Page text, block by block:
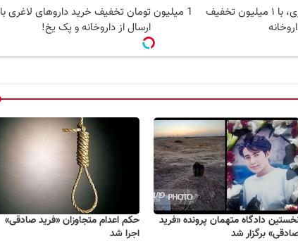
بهترین قیمت داروهای لاغری، با ۱ میلیون تخفیف
1 میلیون تومان تخفیف خرید داروهای لاغری با
ارسال از داروخانه و پک یخ!
دادگاه متهمان پرونده «فرید
برگزار شد
حکم اعدام متجاوزان «فرید صادقی»
اجرا شد